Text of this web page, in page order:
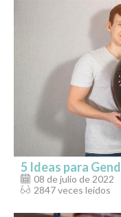
5 Ideas para
08 de julio de 2022
2847 veces leídos